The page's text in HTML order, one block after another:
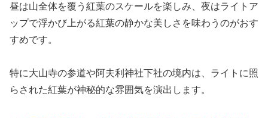
昼は山全体を覆う紅葉のスケールを楽しみ、夜はライトア
ップで浮かび上がる紅葉の静かな美しさを味わうのがおす
すめです。
特に大山寺の参道や阿夫利神社下社の境内は、ライトに照
らされた紅葉が神秘的な雰囲気を演出します。